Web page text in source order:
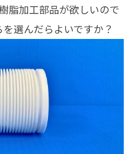
脂加工部品が欲しいので
選んだらよいですか？